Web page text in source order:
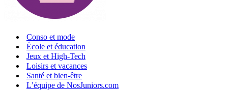
Conso et mode
École et éducation
Jeux et High-Tech
Loisirs et vacances
Santé et bien-être
L’équipe de NosJuniors.com